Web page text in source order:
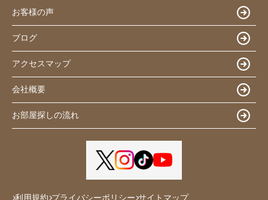
お客様の声
ブログ
アクセスマップ
会社概要
お部屋探しの流れ
利用規約 プライバシーポリシー サイトマップ